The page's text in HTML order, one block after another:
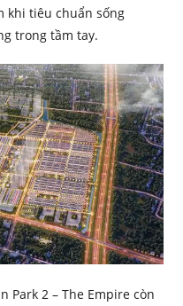
khi tiêu chuẩn sống
trong tầm tay.
Park 2 – The Empire còn